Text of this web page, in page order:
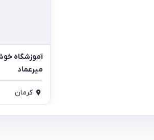
آموزشگاه
میرعماد
کرمان